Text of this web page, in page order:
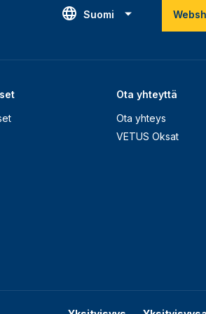
Suomi
Ota yhteyttä
Ota yhteys
VETUS Oksat